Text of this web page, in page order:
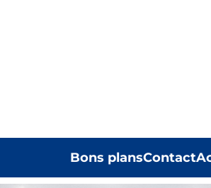
Bons plansContact